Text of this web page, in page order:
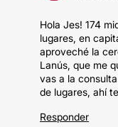
Hola Jes! 174
lugares, en
aproveché la
Lanús, que me
vas a la
de lugares, ahí
Responder